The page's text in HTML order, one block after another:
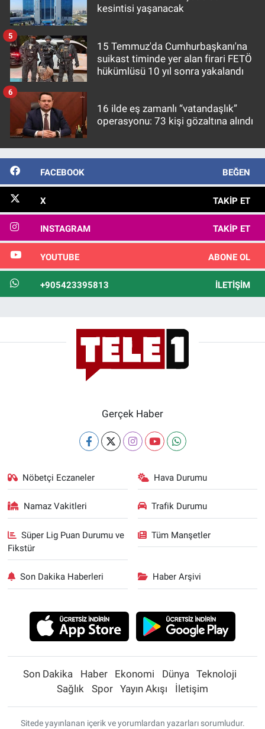
kesintisi yaşanacak
15 Temmuz'da Cumhurbaşkanı'na
suikast timinde yer alan firari FETÖ
hükümlüsü 10 yıl sonra yakalandı
5
16 ilde eş zamanlı “vatandaşlık”
operasyonu: 73 kişi gözaltına alındı
6
FACEBOOK BEĞEN
X TAKIP ET
INSTAGRAM TAKIP ET
YOUTUBE ABONE OL
+905423395813 İLETIŞIM
Gerçek Haber
Nöbetçi Eczaneler Hava Durumu
Namaz Vakitleri Trafik Durumu
Süper Lig Puan Durumu ve
Fikstür
Tüm Manşetler
Son Dakika Haberleri Haber Arşivi
Son Dakika Haber Ekonomi Dünya
Teknoloji
Sağlık
Spor Yayın Akışı İletişim
Sitede yayınlanan içerik ve yorumlardan yazarları sorumludur.